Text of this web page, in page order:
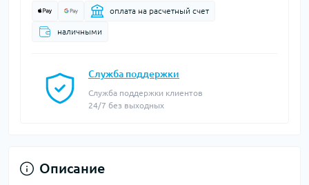
оплата на расчетный счет
наличными
Служба поддержки
Служба поддержки клиентов
24/7 без выходных
Описание